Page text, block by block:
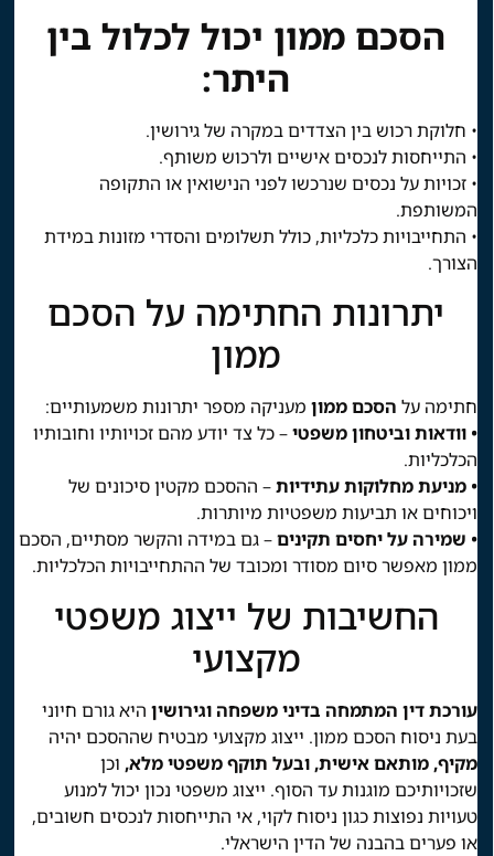
הסכם ממון יכול לכלול בין
היתר:
• חלוקת רכוש בין הצדדים במקרה של גירושין.
• התייחסות לנכסים אישיים ולרכוש משותף.
• זכויות על נכסים שנרכשו לפני הנישואין או התקופה
המשותפת.
• התחייבויות כלכליות, כולל תשלומים והסדרי מזונות במידת
הצורך.
יתרונות החתימה על הסכם
ממון
חתימה על הסכם ממוןמעניקה מספר יתרונות משמעותיים:
• וודאות וביטחון משפטי– כל צד יודע מהם זכויותיו וחובותיו
הכלכליות.
• מניעת מחלוקות עתידיות– ההסכם מקטין סיכונים של
ויכוחים או תביעות משפטיות מיותרות.
• שמירה על יחסים תקינים– גם במידה והקשר מסתיים, הסכם
ממון מאפשר סיום מסודר ומכובד של ההתחייבויות הכלכליות.
החשיבות של ייצוג משפטי
מקצועי
עורכת דין המתמחה בדיני משפחה וגירושיןהיא גורם חיוני
בעת ניסוח הסכם ממון. ייצוג מקצועי מבטיח שההסכם יהיה
מקיף, מותאם אישית, ובעל תוקף משפטי מלא,וכן
שזכויותיכם מוגנות עד הסוף. ייצוג משפטי נכון יכול למנוע
טעויות נפוצות כגון ניסוח לקוי, אי התייחסות לנכסים חשובים,
או פערים בהבנה של הדין הישראלי.